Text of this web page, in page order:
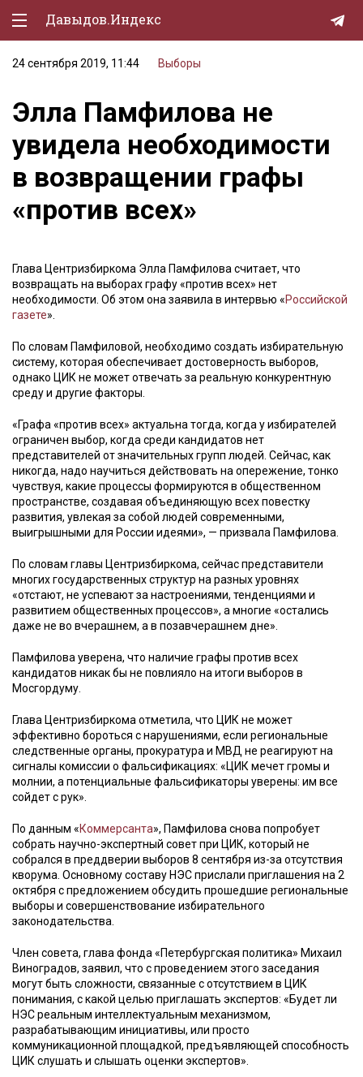
Давыдов.Индекс
Политическая жизнь
Экономика
Природа
Образование
Спорт
Lifestyle
Мурзилка
24 сентября 2019, 11:44 Выборы
Элла Памфилова не
увидела необходимости
в возвращении графы
«против всех»
Глава Центризбиркома Элла Памфилова считает, что
возвращать на выборах графу «против всех» нет
необходимости. Об этом она заявила в интервью «Российской
газете».
По словам Памфиловой, необходимо создать избирательную
систему, которая обеспечивает достоверность выборов,
однако ЦИК не может отвечать за реальную конкурентную
среду и другие факторы.
«Графа «против всех» актуальна тогда, когда у избирателей
ограничен выбор, когда среди кандидатов нет
представителей от значительных групп людей. Сейчас, как
никогда, надо научиться действовать на опережение, тонко
чувствуя, какие процессы формируются в общественном
пространстве, создавая объединяющую всех повестку
развития, увлекая за собой людей современными,
выигрышными для России идеями», — призвала Памфилова.
По словам главы Центризбиркома, сейчас представители
многих государственных структур на разных уровнях
«отстают, не успевают за настроениями, тенденциями и
развитием общественных процессов», а многие «остались
даже не во вчерашнем, а в позавчерашнем дне».
Памфилова уверена, что наличие графы против всех
кандидатов никак бы не повлияло на итоги выборов в
Мосгордуму.
Глава Центризбиркома отметила, что ЦИК не может
эффективно бороться с нарушениями, если региональные
следственные органы, прокуратура и МВД не реагируют на
сигналы комиссии о фальсификациях: «ЦИК мечет громы и
молнии, а потенциальные фальсификаторы уверены: им все
сойдет с рук».
По данным «Коммерсанта», Памфилова снова попробует
собрать научно-экспертный совет при ЦИК, который не
собрался в преддверии выборов 8 сентября из-за отсутствия
кворума. Основному составу НЭС прислали приглашения на 2
октября с предложением обсудить прошедшие региональные
выборы и совершенствование избирательного
законодательства.
Член совета, глава фонда «Петербургская политика» Михаил
Виноградов, заявил, что с проведением этого заседания
могут быть сложности, связанные с отсутствием в ЦИК
понимания, с какой целью приглашать экспертов: «Будет ли
НЭС реальным интеллектуальным механизмом,
разрабатывающим инициативы, или просто
коммуникационной площадкой, предъявляющей способность
ЦИК слушать и слышать оценки экспертов».